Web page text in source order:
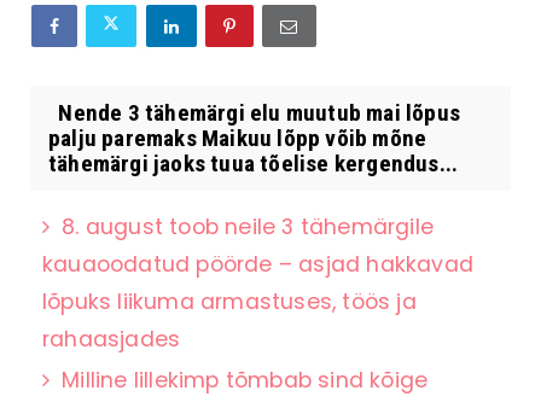
Nende 3 tähemärgi elu muutub mai lõpus
palju paremaks Maikuu lõpp võib mõne
tähemärgi jaoks tuua tõelise kergendus...
8. august toob neile 3 tähemärgile
kauaoodatud pöörde – asjad hakkavad
lõpuks liikuma armastuses, töös ja
rahaasjades
Milline lillekimp tõmbab sind kõige